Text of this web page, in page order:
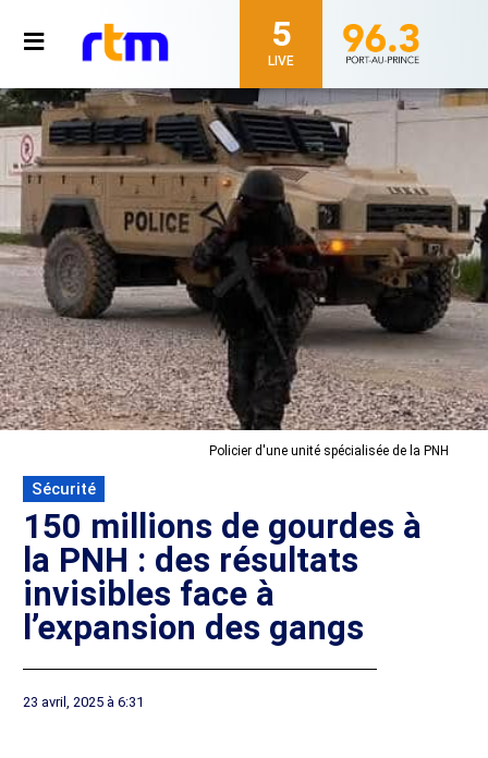
5
LIVE
Policier d'une unité spécialisée de la PNH
Sécurité
150 millions de gourdes à
la PNH : des résultats
invisibles face à
l’expansion des gangs
23 avril, 2025 à 6:31